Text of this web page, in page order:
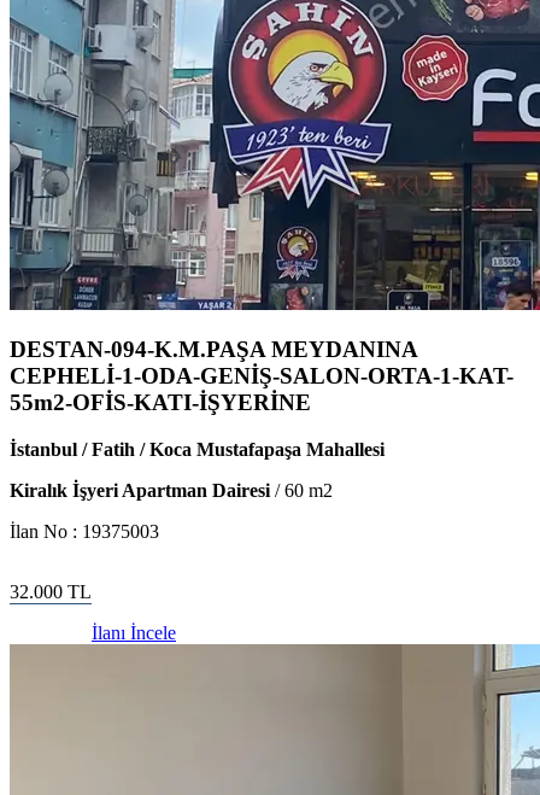
DESTAN-094-K.M.PAŞA MEYDANINA
CEPHELİ-1-ODA-GENİŞ-SALON-ORTA-1-KAT-
55m2-OFİS-KATI-İŞYERİNE
İstanbul / Fatih / Koca Mustafapaşa Mahallesi
Kiralık İşyeri Apartman Dairesi /60 m2
İlan No : 19375003
32.000 TL
İlanı İncele